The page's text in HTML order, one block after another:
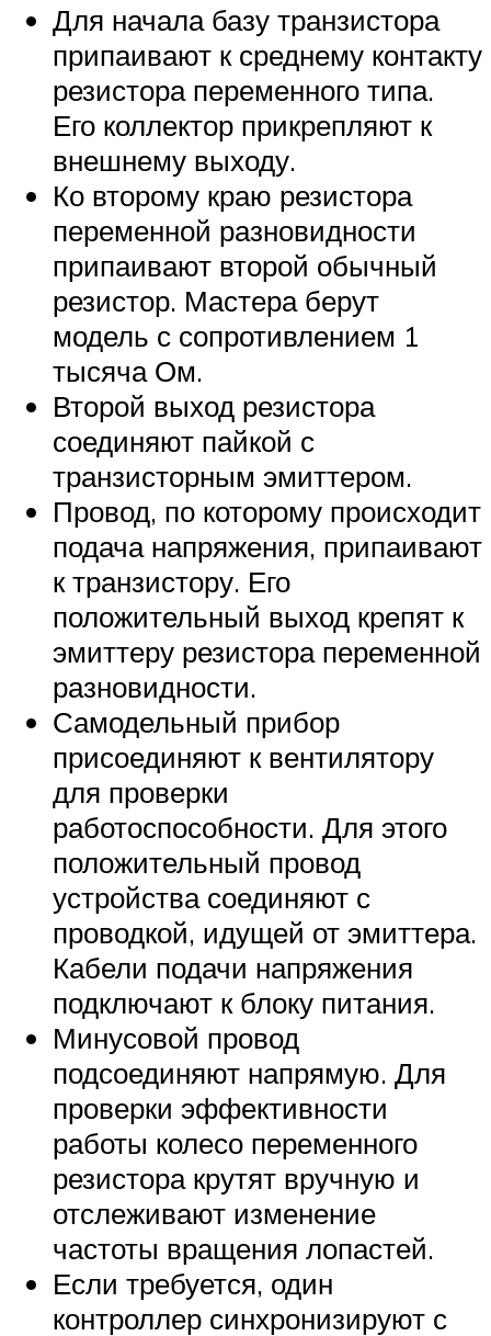
Для начала базу транзистора
припаивают к среднему контакту
резистора переменного типа.
Его коллектор прикрепляют к
внешнему выходу.
Ко второму краю резистора
переменной разновидности
припаивают второй обычный
резистор. Мастера берут
модель с сопротивлением 1
тысяча Ом.
Второй выход резистора
соединяют пайкой с
транзисторным эмиттером.
Провод, по которому происходит
подача напряжения, припаивают
к транзистору. Его
положительный выход крепят к
эмиттеру резистора переменной
разновидности.
Самодельный прибор
присоединяют к вентилятору
для проверки
работоспособности. Для этого
положительный провод
устройства соединяют с
проводкой, идущей от эмиттера.
Кабели подачи напряжения
подключают к блоку питания.
Минусовой провод
подсоединяют напрямую. Для
проверки эффективности
работы колесо переменного
резистора крутят вручную и
отслеживают изменение
частоты вращения лопастей.
Если требуется, один
контроллер синхронизируют с